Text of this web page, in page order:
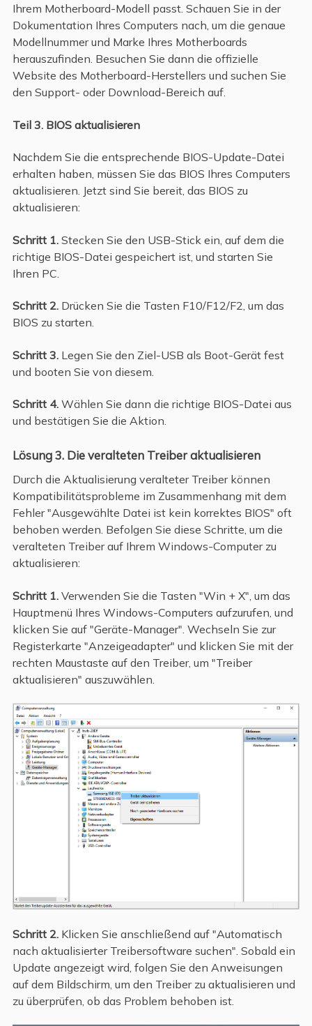
Ihrem Motherboard-Modell passt. Schauen Sie in der
Dokumentation Ihres Computers nach, um die genaue
Modellnummer und Marke Ihres Motherboards
herauszufinden. Besuchen Sie dann die offizielle
Website des Motherboard-Herstellers und suchen Sie
den Support- oder Download-Bereich auf.
Teil 3. BIOS aktualisieren
Nachdem Sie die entsprechende BIOS-Update-Datei
erhalten haben, müssen Sie das BIOS Ihres Computers
aktualisieren. Jetzt sind Sie bereit, das BIOS zu
aktualisieren:
Schritt 1. Stecken Sie den USB-Stick ein, auf dem die
richtige BIOS-Datei gespeichert ist, und starten Sie
Ihren PC.
Schritt 2.Drücken Sie die Tasten F10/F12/F2, um das
BIOS zu starten.
Schritt 3.Legen Sie den Ziel-USB als Boot-Gerät fest
und booten Sie von diesem.
Schritt 4. Wählen Sie dann die richtige BIOS-Datei aus
und bestätigen Sie die Aktion.
Lösung 3. Die veralteten Treiber aktualisieren
Durch die Aktualisierung veralteter Treiber können
Kompatibilitätsprobleme im Zusammenhang mit dem
Fehler "Ausgewählte Datei ist kein korrektes BIOS" oft
behoben werden. Befolgen Sie diese Schritte, um die
veralteten Treiber auf Ihrem Windows-Computer zu
aktualisieren:
Schritt 1.Verwenden Sie die Tasten "Win + X", um das
Hauptmenü Ihres Windows-Computers aufzurufen, und
klicken Sie auf "Geräte-Manager". Wechseln Sie zur
Registerkarte "Anzeigeadapter" und klicken Sie mit der
rechten Maustaste auf den Treiber, um "Treiber
aktualisieren" auszuwählen.
Schritt 2.Klicken Sie anschließend auf "Automatisch
nach aktualisierter Treibersoftware suchen". Sobald ein
Update angezeigt wird, folgen Sie den Anweisungen
auf dem Bildschirm, um den Treiber zu aktualisieren und
zu überprüfen, ob das Problem behoben ist.